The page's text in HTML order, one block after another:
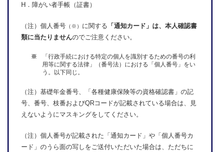
H．障がい者手帳（証書）
（注）個人番号 （※） に関する 「通知カード」は、本人確認書
類に当たりませんのでご注意ください。
※
「行政手続における特定の個人を識別するための番号の利
用等に関する法律」（番号法）における「個人番号」をい
う。以下同じ。
（注）基礎年金番号、「各種健康保険等の資格確認書」の記
号、番号、枝番およびQRコードが記載されている場合は、見
えないようにマスキングをしてください。
（注）個人番号が記載された「通知カード」や「個人番号カ
ード」のうら面の写しをご送付いただいた場合は、ただちに